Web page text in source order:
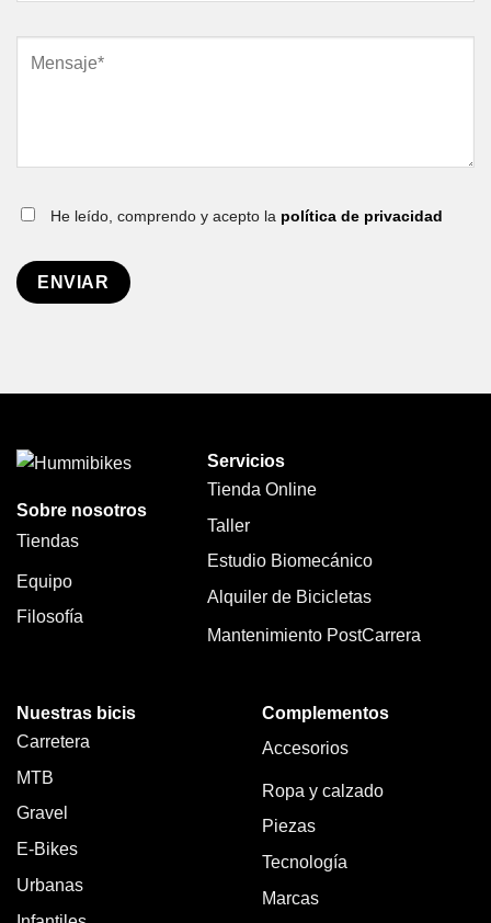
He leído, comprendo y acepto la política de privacidad
Sobre nosotros
Tiendas
Equipo
Filosofía
Servicios
Tienda Online
Taller
Estudio Biomecánico
Alquiler de Bicicletas
Mantenimiento PostCarrera
Nuestras bicis
Carretera
MTB
Gravel
E-Bikes
Urbanas
Complementos
Accesorios
Ropa y calzado
Piezas
Tecnología
Marcas